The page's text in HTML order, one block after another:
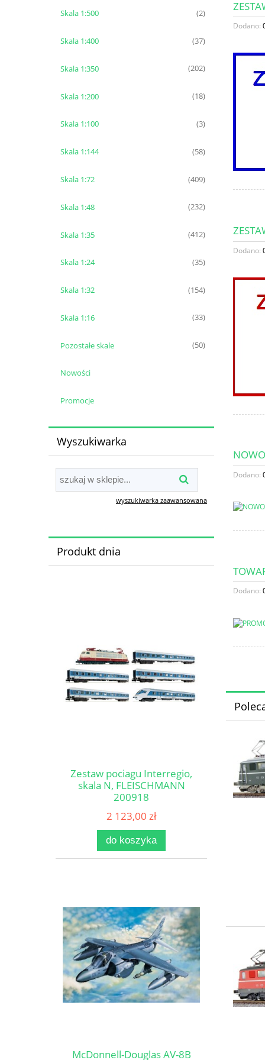
Skala 1:500 (2)
Skala 1:400 (37)
Skala 1:350 (202)
Skala 1:200 (18)
Skala 1:100 (3)
Skala 1:144 (58)
Skala 1:72 (409)
Skala 1:48 (232)
Skala 1:35 (412)
Skala 1:24 (35)
Skala 1:32 (154)
Skala 1:16 (33)
Pozostałe skale (50)
Nowości
Promocje
Wyszukiwarka
wyszukiwarka zaawansowana
Produkt dnia
Zestaw pociagu Interregio,
skala N, FLEISCHMANN
200918
2 123,00 zł
do koszyka
McDonnell-Douglas AV-8B
Dodano:
Dodano:
Dodano:
Dodano: